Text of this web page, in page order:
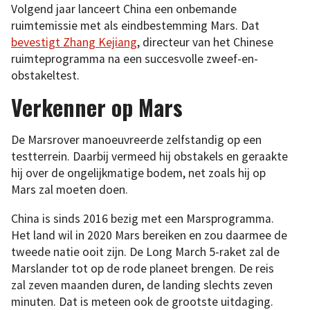
Volgend jaar lanceert China een onbemande
ruimtemissie met als eindbestemming Mars. Dat
bevestigt Zhang Kejiang, directeur van het Chinese
ruimteprogramma na een succesvolle zweef-en-
obstakeltest.
Verkenner op Mars
De Marsrover manoeuvreerde zelfstandig op een
testterrein. Daarbij vermeed hij obstakels en geraakte
hij over de ongelijkmatige bodem, net zoals hij op
Mars zal moeten doen.
China is sinds 2016 bezig met een Marsprogramma.
Het land wil in 2020 Mars bereiken en zou daarmee de
tweede natie ooit zijn. De Long March 5-raket zal de
Marslander tot op de rode planeet brengen. De reis
zal zeven maanden duren, de landing slechts zeven
minuten. Dat is meteen ook de grootste uitdaging.